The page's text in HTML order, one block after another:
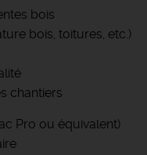
bois
bois, toitures, etc.)
chantiers
Pro ou équivalent)